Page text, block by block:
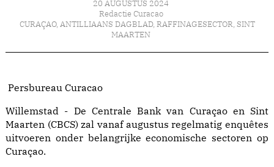
20 AUGUSTUS 2024
Redactie Curacao
CURAÇAO, ANTILLIAANS DAGBLAD, RAFFINAGESECTOR, SINT
MAARTEN
Persbureau Curacao
Willemstad - De Centrale Bank van Curaçao en Sint
Maarten (CBCS) zal vanaf augustus regelmatig enquêtes
uitvoeren onder belangrijke economische sectoren op
Curaçao.